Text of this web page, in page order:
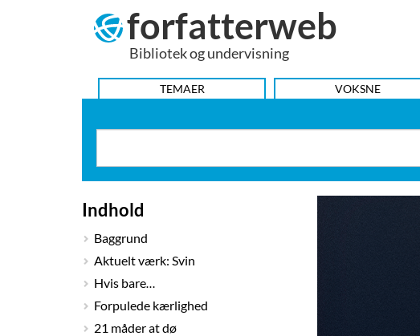
forfatterweb
Bibliotek og undervisning
HOVEDMENU
TEMAER VOKSNE
Indhold
Baggrund
Aktuelt værk: Svin
Hvis bare…
Forpulede kærlighed
21 måder at dø